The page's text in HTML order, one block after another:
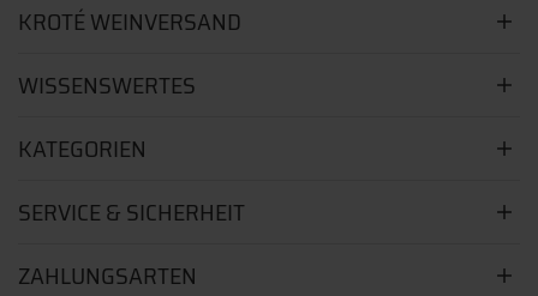
KROTÉ WEINVERSAND
WISSENSWERTES
KATEGORIEN
SERVICE & SICHERHEIT
ZAHLUNGSARTEN